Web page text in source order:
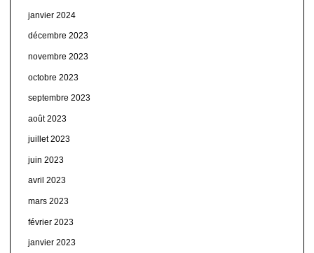
janvier 2024
décembre 2023
novembre 2023
octobre 2023
septembre 2023
août 2023
juillet 2023
juin 2023
avril 2023
mars 2023
février 2023
janvier 2023